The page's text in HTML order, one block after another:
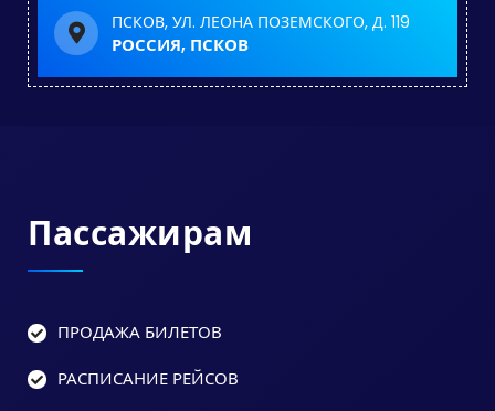
ПСКОВ, УЛ. ЛЕОНА ПОЗЕМСКОГО, Д. 119
РОССИЯ, ПСКОВ
Пассажирам
ПРОДАЖА БИЛЕТОВ
РАСПИСАНИЕ РЕЙСОВ